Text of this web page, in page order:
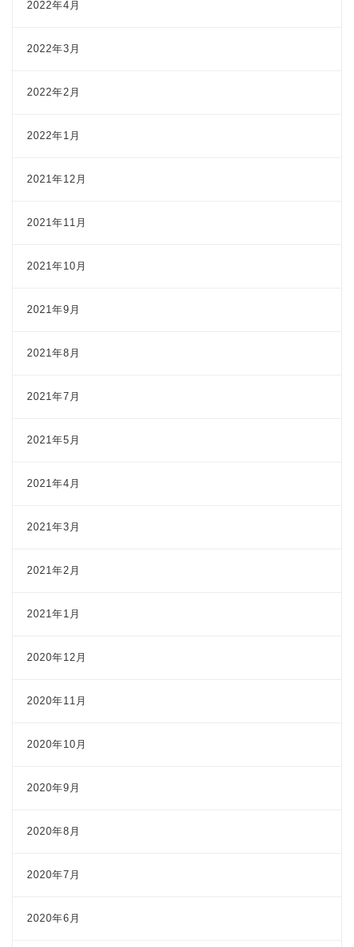
2022年4月
2022年3月
2022年2月
2022年1月
2021年12月
2021年11月
2021年10月
2021年9月
2021年8月
2021年7月
2021年5月
2021年4月
2021年3月
2021年2月
2021年1月
2020年12月
2020年11月
2020年10月
2020年9月
2020年8月
2020年7月
2020年6月